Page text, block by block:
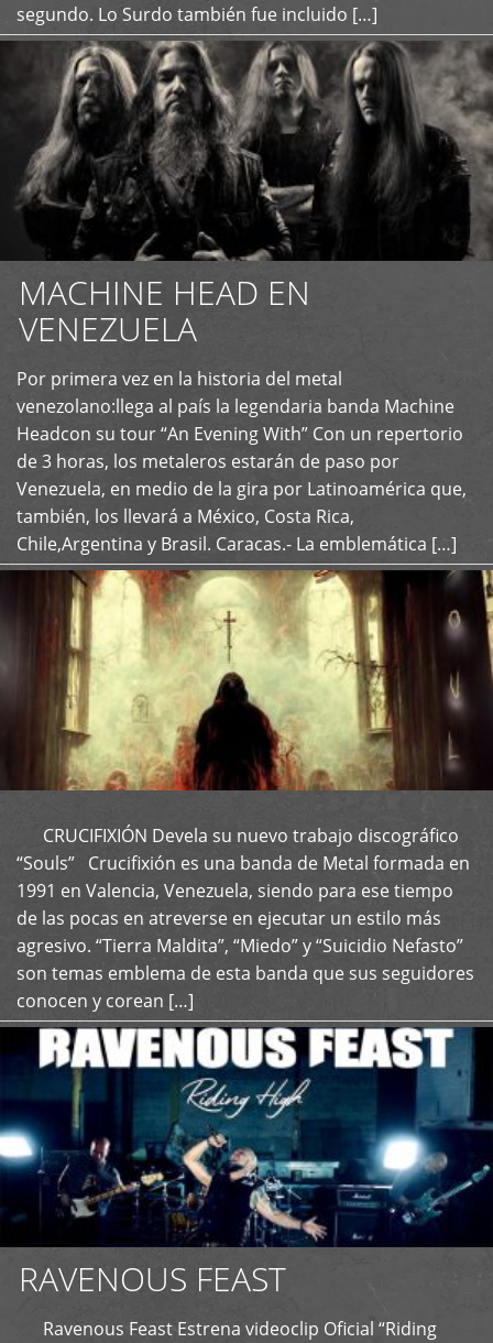
segundo. Lo Surdo también fue incluido […]
MACHINE HEAD EN
VENEZUELA
Por primera vez en la historia del metal
venezolano:llega al país la legendaria banda Machine
Headcon su tour “An Evening With” Con un repertorio
de 3 horas, los metaleros estarán de paso por
Venezuela, en medio de la gira por Latinoamérica que,
también, los llevará a México, Costa Rica,
Chile,Argentina y Brasil. Caracas.- La emblemática […]
+
CRUCIFIXIÓN Devela su nuevo trabajo discográfico
“Souls” Crucifixión es una banda de Metal formada en
1991 en Valencia, Venezuela, siendo para ese tiempo
de las pocas en atreverse en ejecutar un estilo más
agresivo. “Tierra Maldita”, “Miedo” y “Suicidio Nefasto”
son temas emblema de esta banda que sus seguidores
conocen y corean […]
+
RAVENOUS FEAST
Ravenous Feast Estrena videoclip Oficial “Riding